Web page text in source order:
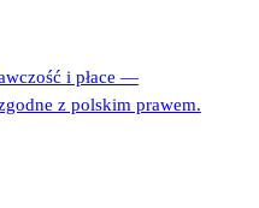
i płace —
z polskim prawem.